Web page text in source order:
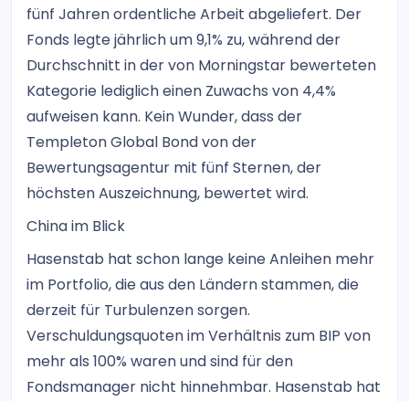
fünf Jahren ordentliche Arbeit abgeliefert. Der
Fonds legte jährlich um 9,1% zu, während der
Durchschnitt in der von Morningstar bewerteten
Kategorie lediglich einen Zuwachs von 4,4%
aufweisen kann. Kein Wunder, dass der
Templeton Global Bond von der
Bewertungsagentur mit fünf Sternen, der
höchsten Auszeichnung, bewertet wird.
China im Blick
Hasenstab hat schon lange keine Anleihen mehr
im Portfolio, die aus den Ländern stammen, die
derzeit für Turbulenzen sorgen.
Verschuldungsquoten im Verhältnis zum BIP von
mehr als 100% waren und sind für den
Fondsmanager nicht hinnehmbar. Hasenstab hat